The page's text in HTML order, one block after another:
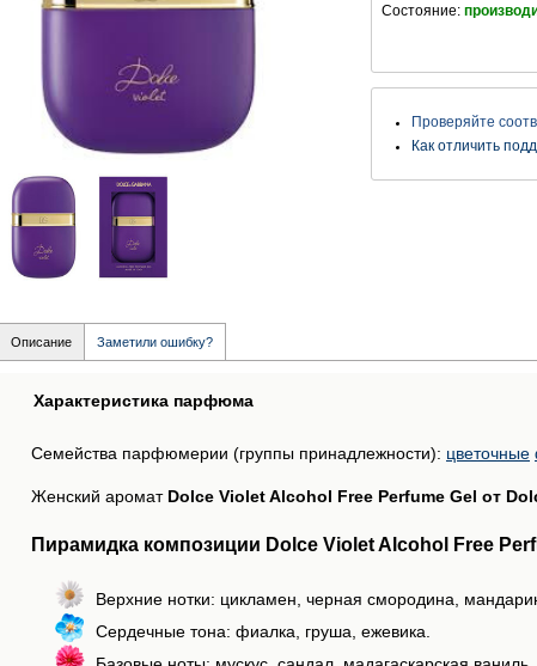
Состояние:
Проверяйте
Как отличить
Описание Заметили ошибку?
Характеристика парфюма
Семейства парфюмерии (группы принадлежности): цветочные
Женский аромат Dolce Violet Alcohol Free Perfume Gel от
Пирамидка композиции Dolce Violet Alcohol Free
Верхние нотки: цикламен, черная смородина,
Сердечные тона: фиалка, груша, ежевика.